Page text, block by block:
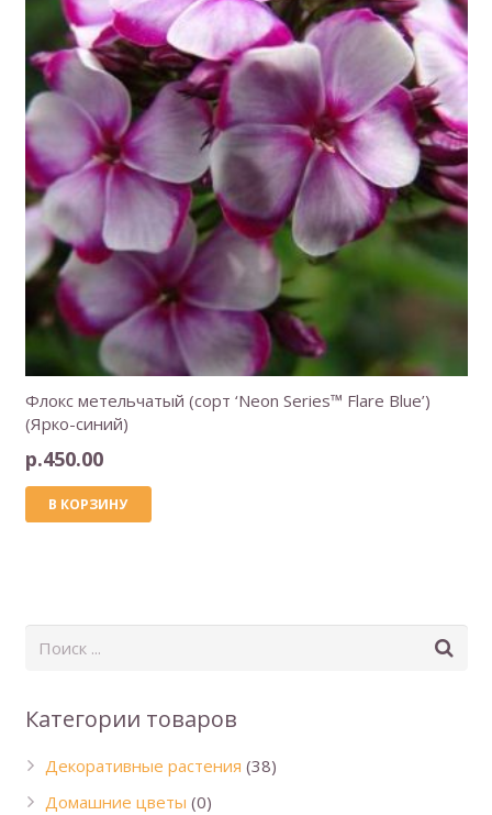
Флокс метельчатый (сорт ‘Neon Series™ Flare Blue’)
(Ярко-синий)
р.450.00
В КОРЗИНУ
Категории товаров
Декоративные растения (38)
Домашние цветы (0)